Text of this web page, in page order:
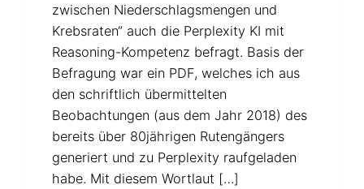
zwischen Niederschlagsmengen und
Krebsraten“ auch die Perplexity KI mit
Reasoning-Kompetenz befragt. Basis der
Befragung war ein PDF, welches ich aus
den schriftlich übermittelten
Beobachtungen (aus dem Jahr 2018) des
bereits über 80jährigen Rutengängers
generiert und zu Perplexity raufgeladen
habe. Mit diesem Wortlaut […]